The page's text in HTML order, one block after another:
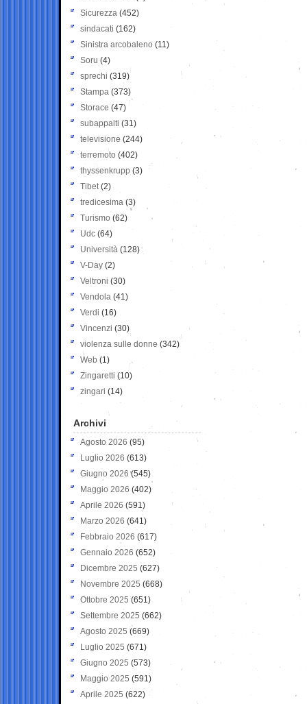
Sicurezza (452)
sindacati (162)
Sinistra arcobaleno (11)
Soru (4)
sprechi (319)
Stampa (373)
Storace (47)
subappalti (31)
televisione(244)
terremoto (402)
thyssenkrupp (3)
Tibet(2)
tredicesima (3)
Turismo (62)
Udc (64)
Università (128)
V-Day (2)
Veltroni (30)
Vendola (41)
Verdi (16)
Vincenzi (30)
violenza sulle donne (342)
Web (1)
Zingaretti (10)
zingari (14)
Archivi
Agosto 2026 (95)
Luglio 2026 (613)
Giugno 2026 (545)
Maggio 2026 (402)
Aprile 2026 (591)
Marzo 2026 (641)
Febbraio 2026 (617)
Gennaio 2026 (652)
Dicembre 2025 (627)
Novembre 2025 (668)
Ottobre 2025 (651)
Settembre 2025 (662)
Agosto 2025 (669)
Luglio 2025 (671)
Giugno 2025 (573)
Maggio 2025 (591)
Aprile 2025 (622)